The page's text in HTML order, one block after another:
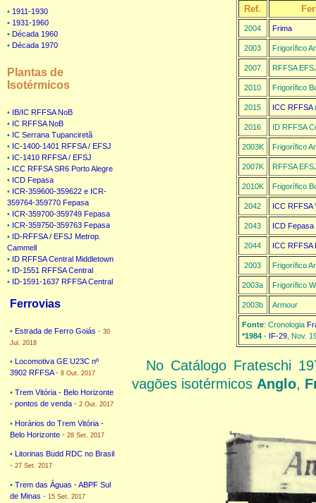
• 1911-1930
• 1931-1960
• Década 1960
• Década 1970
Plantas de
Isotérmicos
• IB/IC RFFSA NoB
• IC RFFSA NoB
• IC Serrana Tupanciretã
• IC-1400-1401 RFFSA / EFSJ
• IC-1410 RFFSA / EFSJ
• ICC RFFSA SR6 Porto Alegre
• ICD Fepasa
• ICR-359600-359622 e ICR-
359764-359770 Fepasa
• ICR-359700-359749 Fepasa
• ICR-359750-359763 Fepasa
• ID-RFFSA / EFSJ Metrop.
Cammell
• ID RFFSA Central Middletown
• ID-1551 RFFSA Central
• ID-1591-1637 RFFSA Central
Ferrovias
• Estrada de Ferro Goiás - 30
Jul. 2018
• Locomotiva GE U23C nº
3902 RFFSA- 8 Out. 2017
• Trem Vitória - Belo Horizonte
- pontos de venda - 2 Out. 2017
• Horários do Trem Vitória -
Belo Horizonte - 28 Set. 2017
• Litorinas Budd RDC no Brasil
- 27 Set. 2017
• Trem das Águas - ABPF Sul
de Minas - 15 Set. 2017
Ref.
2004 Frima
2003 Frigorífico
2007 RFFSA
2010 Frigorífico
2015 ICC RFFSA
2016 ID RFFSA
2003K Frigorífico
2007K RFFSA
2010K Frigorífico
2042 ICC RFFSA
2043 ICD Fepasa
2044 ICC RFFSA
2003 Frigorífico
2003a Frigorífico
2003b Armour
Fonte: Cronologia
*1984- IF-29, Nov.
No Catálogo Frateschi
vagões isotérmicos Anglo,